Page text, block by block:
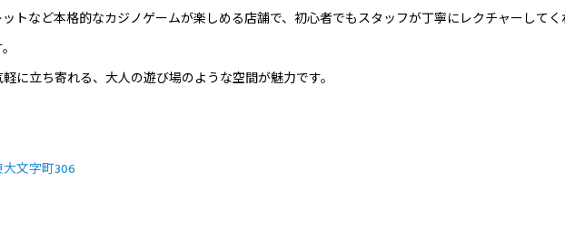
トなど本格的なカジノゲームが楽しめる店舗で、初心者でもスタッフが丁寧にレクチャーしてく
に立ち寄れる、大人の遊び場のような空間が魅力です。
文字町306